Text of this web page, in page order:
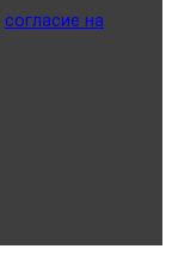
согласие на